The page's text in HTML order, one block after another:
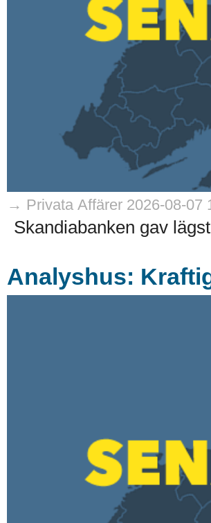
→ Privata Affärer 2026-08-07
Skandiabanken gav
Analyshus: